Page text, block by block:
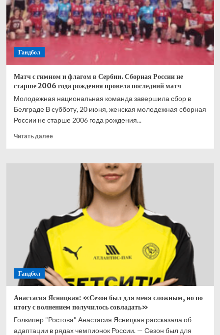
Галле,
обыграв
Альтмайера
Гандбол
Матч с гимном и флагом в Сербии. Сборная России не
старше 2006 года рождения провела последний матч
Молодежная национальная команда завершила сбор в
Белграде В субботу, 20 июня, женская молодежная сборная
России не старше 2006 года рождения...
Читать далееПрочитать
Сербии.
Сборная
России
не
старше
2006
года
рождения
последний
матч
Гандбол
Анастасия Ясницкая: «Сезон был для меня сложным, но по
итогу с волнением получилось совладать»
Голкипер "Ростова" Анастасия Ясницкая рассказала об
адаптации в рядах чемпионок России. — Сезон был для